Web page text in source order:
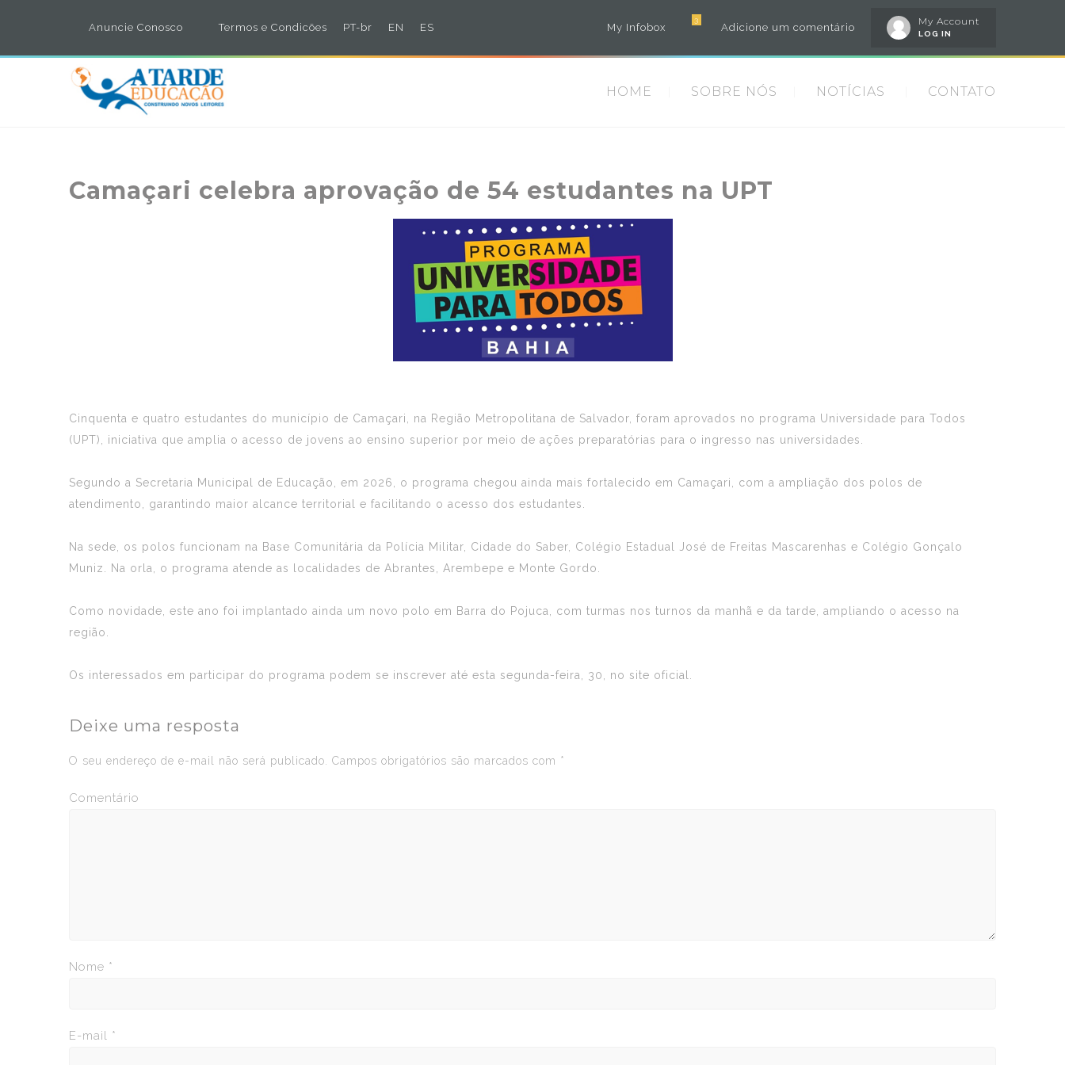
Anuncie Conosco Termos e Condicões PT-br EN ES
My Account
LOG IN
Adicione um comentário
3
My Infobox
HOME SOBRE NÓS NOTÍCIAS CONTATO
Camaçari celebra aprovação de 54 estudantes na UPT
Cinquenta e quatro estudantes do município de Camaçari, na Região Metropolitana de Salvador, foram aprovados no programa Universidade para Todos
(UPT), iniciativa que amplia o acesso de jovens ao ensino superior por meio de ações preparatórias para o ingresso nas universidades.
Segundo a Secretaria Municipal de Educação, em 2026, o programa chegou ainda mais fortalecido em Camaçari, com a ampliação dos polos de
atendimento, garantindo maior alcance territorial e facilitando o acesso dos estudantes.
Na sede, os polos funcionam na Base Comunitária da Polícia Militar, Cidade do Saber, Colégio Estadual José de Freitas Mascarenhas e Colégio Gonçalo
Muniz. Na orla, o programa atende as localidades de Abrantes, Arembepe e Monte Gordo.
Como novidade, este ano foi implantado ainda um novo polo em Barra do Pojuca, com turmas nos turnos da manhã e da tarde, ampliando o acesso na
região.
Os interessados em participar do programa podem se inscrever até esta segunda-feira, 30, no site oficial
Deixe uma resposta
O seu endereço de e-mail não será publicado. Campos obrigatórios são marcados com *
Comentário
Nome *
E-mail *